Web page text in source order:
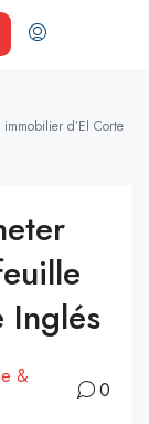
d’El Corte
Inglés
&
0